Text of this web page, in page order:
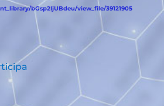
bGsp2IjUBdeu/view_file/39121905